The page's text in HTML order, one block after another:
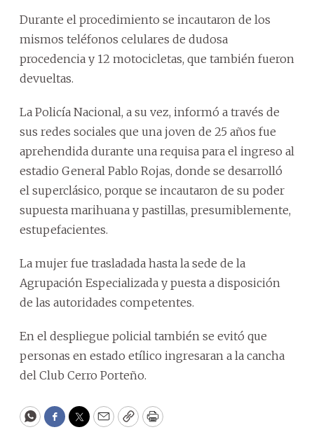
Durante el procedimiento se incautaron de los
mismos teléfonos celulares de dudosa
procedencia y 12 motocicletas, que también fueron
devueltas.
La Policía Nacional, a su vez, informó a través de
sus redes sociales que una joven de 25 años fue
aprehendida durante una requisa para el ingreso al
estadio General Pablo Rojas, donde se desarrolló
el superclásico, porque se incautaron de su poder
supuesta marihuana y pastillas, presumiblemente,
estupefacientes.
La mujer fue trasladada hasta la sede de la
Agrupación Especializada y puesta a disposición
de las autoridades competentes.
En el despliegue policial también se evitó que
personas en estado etílico ingresaran a la cancha
del Club Cerro Porteño.
WhatsApp
Facebook
Twitter
EmailCopyPrint